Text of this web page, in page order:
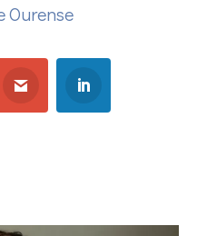
Ourense